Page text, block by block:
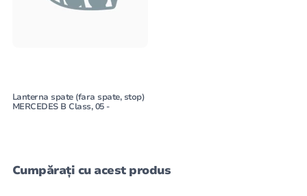
Lanterna spate (fara spate, stop)
MERCEDES B Class, 05 -
Cumpărați cu acest produs